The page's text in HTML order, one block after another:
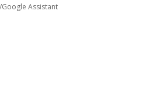
Assistant